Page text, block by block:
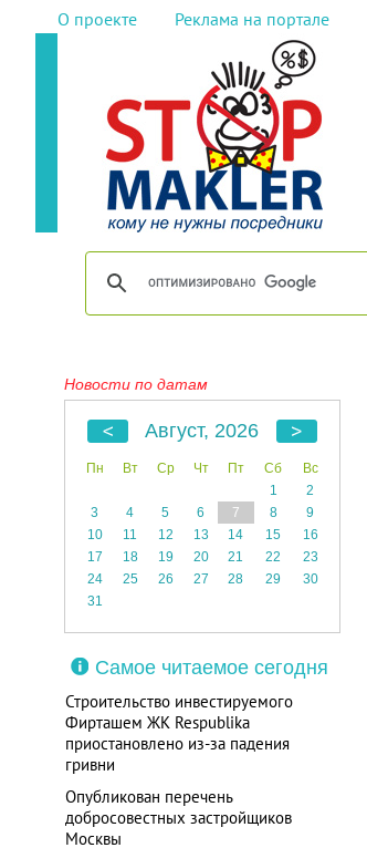
О проекте Реклама на портале
Новости по датам
Август, 2026
Пн Вт Ср Чт Пт Сб
Вс
1
2
3
4 5 6 7 8
9
10
11 12 13 14 15
16
17
18 19 20 21 22
23
24
25 26 27 28 29
30
31
Самое читаемое сегодня
Строительство инвестируемого
Фирташем ЖК Respublika
приостановлено из-за падения
гривни
Опубликован перечень
добросовестных застройщиков
Москвы